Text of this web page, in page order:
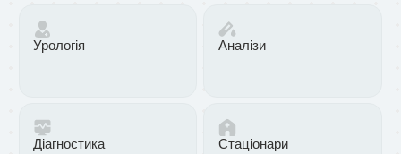
Урологія Аналізи
Діагностика Стаціонари